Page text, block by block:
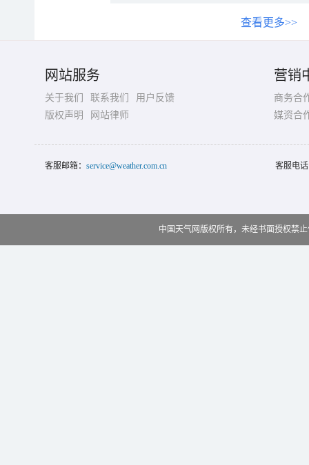
查看更多>>
网站服务
关于我们 联系我们
用户反馈
版权声明
网站律师
营销
商务合
媒资合
客服邮箱： service@weather.com.cn 客服电
中国天气网版权所有，未经书面授权